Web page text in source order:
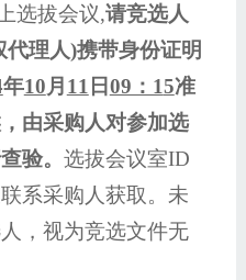
选拔会议,请竞选人
代理人)携带身份证明
年10月 11 日09：15准
由采购人对参加选
验。 选拔会议室ID
系采购人获取。未
，视为竞选文件无